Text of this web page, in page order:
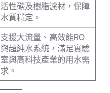
活性碳及樹脂濾材，保障
水質穩定。
支援大流量、高效能RO
與超純水系統，滿足實驗
室與高科技產業的用水需
求。